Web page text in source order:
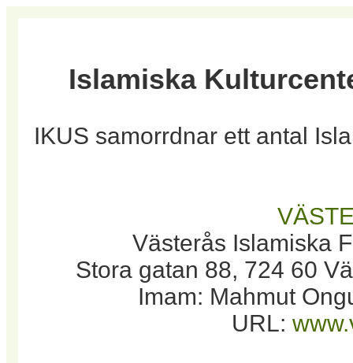
Islamiska
IKUS samorrdnar ett antal
Västerås Islamiska
Stora gatan 88, 724 60
Imam: Mahmut
URL: